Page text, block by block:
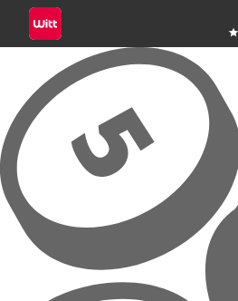
Přeskočit na hlavní obsah